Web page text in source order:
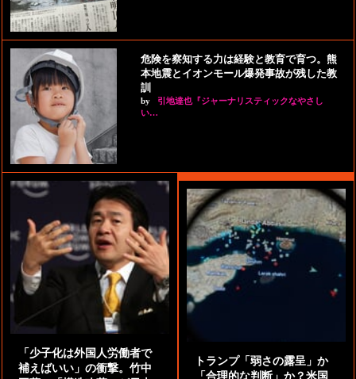
危険を察知する力は経験と教育で育つ。熊
本地震とイオンモール爆発事故が残した教
訓
by
引地達也『ジャーナリスティックなやさし
い…
「少子化は外国人労働者で
補えばいい」の衝撃。竹中
トランプ「弱さの露呈」か
「合理的な判断」か？米国